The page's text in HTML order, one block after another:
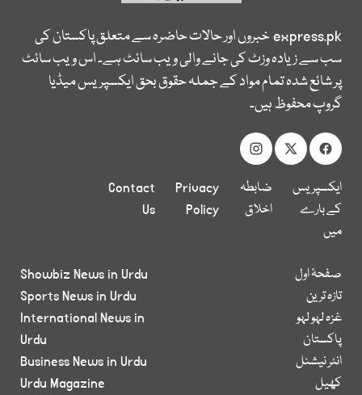
express.pkخبروں اور حالات حاضرہ سے متعلق پاکستان کی
سب سے زیادہ وزٹ کی جانے والی ویب سائٹ ہے۔ اس ویب سائٹ
پر شائع شدہ تمام مواد کے جملہ حقوق بحق ایکسپریس میڈیا
گروپ محفوظ ہیں۔
ایکسپریس
کے بارے
میں
ضابطہ
اخلاق
Privacy
Policy
Contact
Us
صفحۂ اول
تازہ ترین
غزہ لہو لہو
پاکستان
انٹر نیشنل
کھیل
Showbiz News in Urdu
Sports News in Urdu
International News in
Urdu
Business News in Urdu
Urdu Magazine